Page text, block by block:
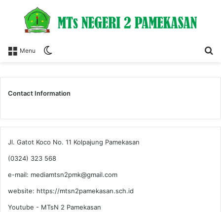
Menu
Contact Information
Jl. Gatot Koco No. 11 Kolpajung Pamekasan
(0324) 323 568
e-mail: mediamtsn2pmk@gmail.com
website: https://mtsn2pamekasan.sch.id
Youtube - MTsN 2 Pamekasan